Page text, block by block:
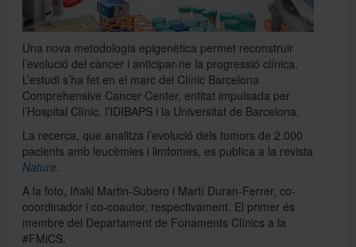
Una nova metodologia epigenètica permet reconstruir
l’evolució del càncer i anticipar-ne la progressió clínica.
L’estudi s’ha fet en el marc del Clínic Barcelona
Comprehensive Cancer Center, entitat impulsada per
l’Hospital Clínic, l’IDIBAPS i la Universitat de Barcelona.
La recerca, que analitza l’evolució dels tumors de 2.000
pacients amb leucèmies i limfomes, es publica a la revista
Nature
A la foto, Iñaki Martin-Subero i Martí Duran-Ferrer, co-
coordinador i co-coautor, respectivament. El primer és
membre del Departament de Fonaments Clínics a la
#FMiCS.